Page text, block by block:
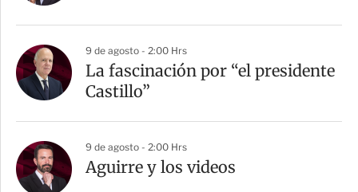
9 de agosto - 2:00 Hrs
La fascinación por “el presidente
Castillo”
9 de agosto - 2:00 Hrs
Aguirre y los videos